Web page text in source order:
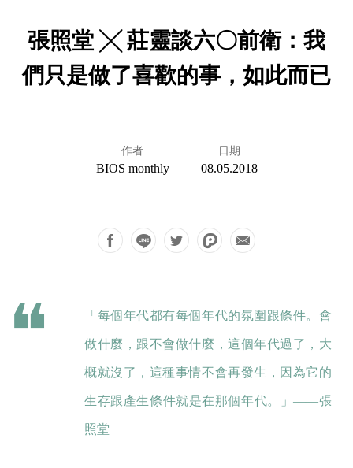
張照堂 ╳ 莊靈談六〇前衛：我
們只是做了喜歡的事，如此而已
作者
BIOS monthly
日期
08.05.2018
「每個年代都有每個年代的氛圍跟條件。會
做什麼，跟不會做什麼，這個年代過了，大
概就沒了，這種事情不會再發生，因為它的
生存跟產生條件就是在那個年代。」——張
照堂